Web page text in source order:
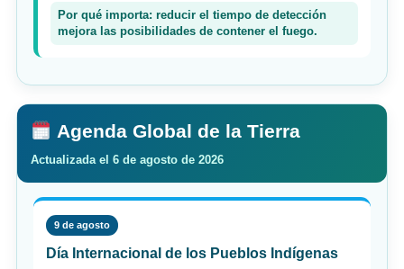
Por qué importa: reducir el tiempo de detección
mejora las posibilidades de contener el fuego.
Agenda Global de la Tierra
Actualizada el 6 de agosto de 2026
9 de agosto
Día Internacional de los Pueblos Indígenas